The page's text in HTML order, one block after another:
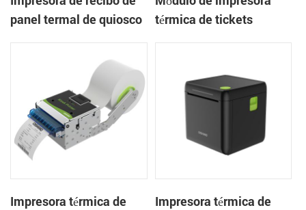
panel termal de quiosco
cortador automático
térmica de tickets
juegos
Impresora térmica de
Impresora térmica de